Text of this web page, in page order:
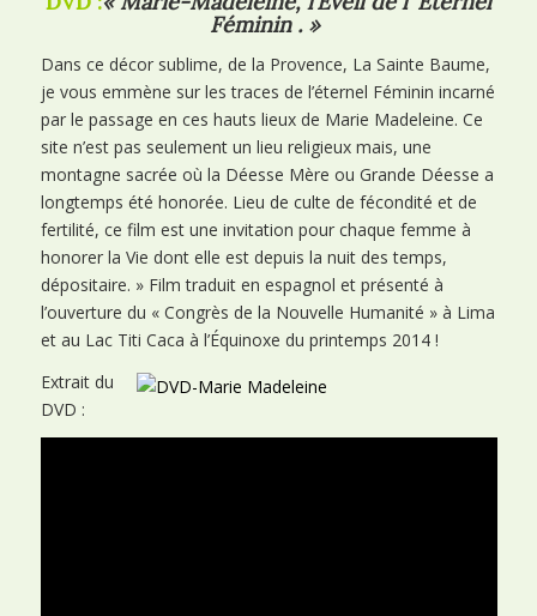
Féminin . »
Dans ce décor sublime, de la Provence, La Sainte Baume,
je vous emmène sur les traces de l’éternel Féminin incarné
par le passage en ces hauts lieux de Marie Madeleine. Ce
site n’est pas seulement un lieu religieux mais, une
montagne sacrée où la Déesse Mère ou Grande Déesse a
longtemps été honorée. Lieu de culte de fécondité et de
fertilité, ce film est une invitation pour chaque femme à
honorer la Vie dont elle est depuis la nuit des temps,
dépositaire. » Film traduit en espagnol et présenté à
l’ouverture du « Congrès de la Nouvelle Humanité » à Lima
et au Lac Titi Caca à l’Équinoxe du printemps 2014 !
Extrait du
DVD :